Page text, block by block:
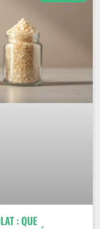
: QUE